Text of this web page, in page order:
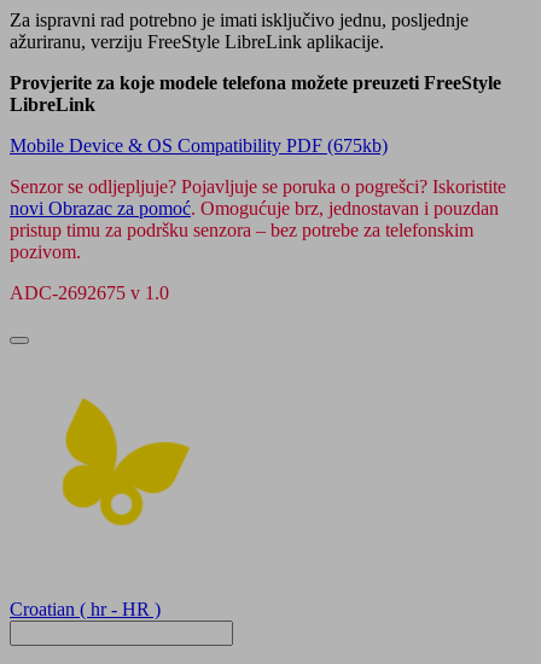
Za ispravni rad potrebno je imati isključivo jednu, posljednje
ažuriranu, verziju FreeStyle LibreLink aplikacije.
Provjerite za koje modele telefona možete preuzeti FreeStyle
LibreLink
Mobile Device & OS Compatibility PDF (675kb)
Senzor se odljepljuje? Pojavljuje se poruka o pogrešci? Iskoristite
novi Obrazac za pomoć. Omogućuje brz, jednostavan i pouzdan
pristup timu za podršku senzora – bez potrebe za telefonskim
pozivom.
ADC-2692675 v 1.0
Croatian ( hr - HR )